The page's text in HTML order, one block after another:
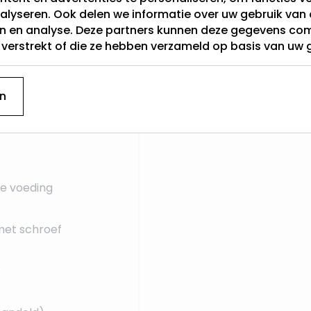
voeding
schroef
Ook delen we informatie over uw gebruik
analyse. Deze partners kunnen deze gegevens
of die ze hebben verzameld op basis van uw